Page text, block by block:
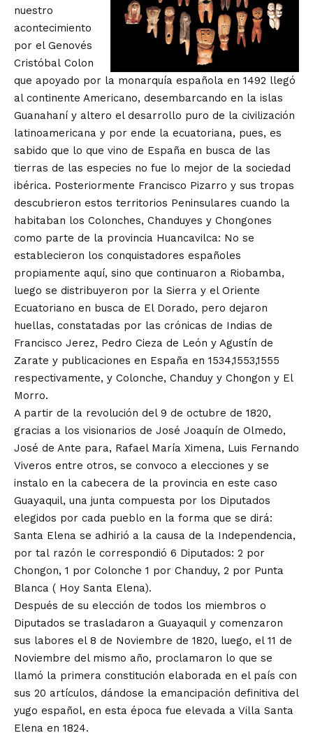
nuestro
acontecimiento
por el Genovés
Cristóbal Colon
que apoyado por la monarquía española en 1492 llegó
al continente Americano, desembarcando en la islas
Guanahaní y altero el desarrollo puro de la civilización
latinoamericana y por ende la ecuatoriana, pues, es
sabido que lo que vino de España en busca de las
tierras de las especies no fue lo mejor de la sociedad
ibérica. Posteriormente Francisco Pizarro y sus tropas
descubrieron estos territorios Peninsulares cuando la
habitaban los Colonches, Chanduyes y Chongones
como parte de la provincia Huancavilca: No se
establecieron los conquistadores españoles
propiamente aquí, sino que continuaron a Riobamba,
luego se distribuyeron por la Sierra y el Oriente
Ecuatoriano en busca de El Dorado, pero dejaron
huellas, constatadas por las crónicas de Indias de
Francisco Jerez, Pedro Cieza de León y Agustín de
Zarate y publicaciones en España en 1534,1553,1555
respectivamente, y Colonche, Chanduy y Chongon y El
Morro.
A partir de la revolución del 9 de octubre de 1820,
gracias a los visionarios de José Joaquín de Olmedo,
José de Ante para, Rafael María Ximena, Luis Fernando
Viveros entre otros, se convoco a elecciones y se
instalo en la cabecera de la provincia en este caso
Guayaquil, una junta compuesta por los Diputados
elegidos por cada pueblo en la forma que se dirá:
Santa Elena se adhirió a la causa de la Independencia,
por tal razón le correspondió 6 Diputados: 2 por
Chongon, 1 por Colonche 1 por Chanduy, 2 por Punta
Blanca ( Hoy Santa Elena).
Después de su elección de todos los miembros o
Diputados se trasladaron a Guayaquil y comenzaron
sus labores el 8 de Noviembre de 1820, luego, el 11 de
Noviembre del mismo año, proclamaron lo que se
llamó la primera constitución elaborada en el país con
sus 20 artículos, dándose la emancipación definitiva del
yugo español, en esta época fue elevada a Villa Santa
Elena en 1824.